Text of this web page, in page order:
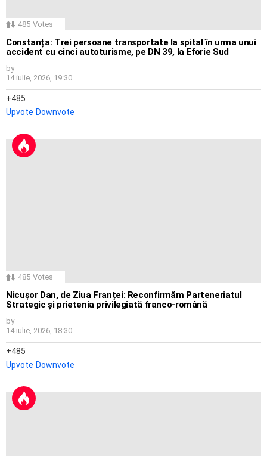
485 Votes
Constanța: Trei persoane transportate la spital în urma unui
accident cu cinci autoturisme, pe DN 39, la Eforie Sud
by
14 iulie, 2026, 19:30
485
Upvote Downvote
485 Votes
Nicușor Dan, de Ziua Franței: Reconfirmăm Parteneriatul
Strategic și prietenia privilegiată franco-română
by
14 iulie, 2026, 18:30
485
Upvote Downvote